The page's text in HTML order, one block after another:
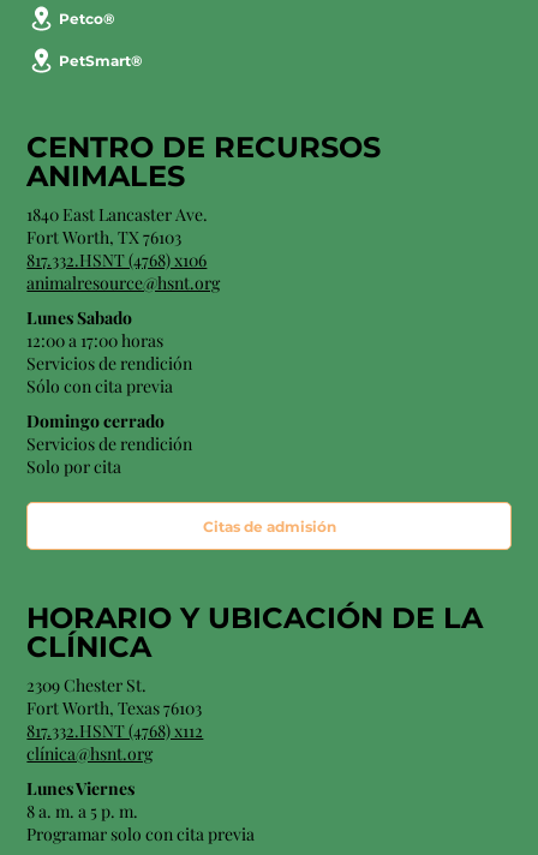
Petco®
PetSmart®
CENTRO DE RECURSOS
ANIMALES
1840 East Lancaster Ave.
Fort Worth, TX 76103
817.332.HSNT (4768) x106
animalresource@hsnt.org
Lunes Sabado
12:00 a 17:00 horas
Servicios de rendición
Sólo con cita previa
Domingo cerrado
Servicios de rendición
Solo por cita
Citas de admisión
HORARIO Y UBICACIÓN DE LA
CLÍNICA
2309 Chester St.
Fort Worth, Texas 76103
817.332.HSNT (4768) x112
clínica@hsnt.org
Lunes Viernes
8 a. m. a 5 p. m.
Programar solo con cita previa